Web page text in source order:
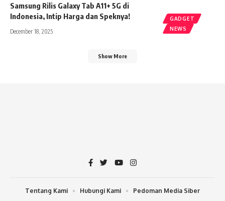
GADGET
NEWS
Samsung Rilis Galaxy Tab A11+ 5G di
Indonesia, Intip Harga dan Speknya!
December 18, 2025
Show More
Tentang Kami Hubungi Kami Pedoman Media Siber